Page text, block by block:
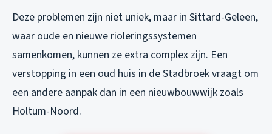
Deze problemen zijn niet uniek, maar in Sittard-Geleen,
waar oude en nieuwe rioleringssystemen
samenkomen, kunnen ze extra complex zijn. Een
verstopping in een oud huis in de Stadbroek vraagt om
een andere aanpak dan in een nieuwbouwwijk zoals
Holtum-Noord.